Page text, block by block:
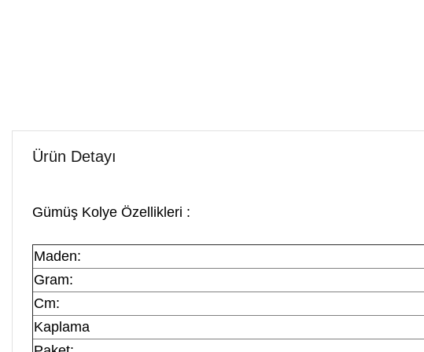
Ürün Detayı
Gümüş Kolye Özellikleri :
Maden:
Gram:
Cm:
Kaplama